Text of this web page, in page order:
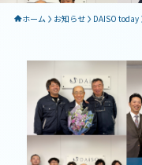
ホーム お知らせ DAISO today